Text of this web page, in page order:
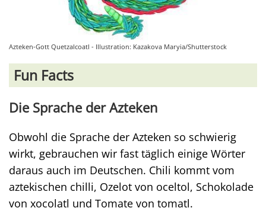
Azteken-Gott Quetzalcoatl - Illustration: Kazakova Maryia/Shutterstock
Fun Facts
Die Sprache der Azteken
Obwohl die Sprache der Azteken so schwierig
wirkt, gebrauchen wir fast täglich einige Wörter
daraus auch im Deutschen. Chili kommt vom
aztekischen chilli, Ozelot von oceltol, Schokolade
von xocolatl und Tomate von tomatl.